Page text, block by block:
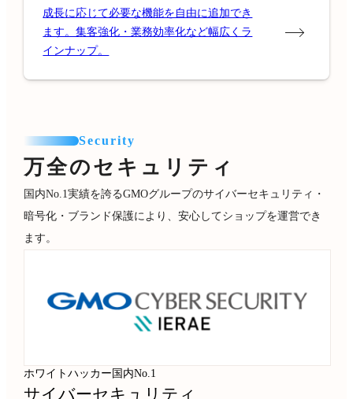
成長に応じて必要な機能を自由に追加でき
ます。集客強化・業務効率化など幅広くラ
インナップ。
Security
万全のセキュリティ
国内No.1実績を誇るGMOグループのサイバーセキュリティ・
暗号化・ブランド保護により、安心してショップを運営でき
ます。
ホワイトハッカー国内No.1
サイバーセキュリティ